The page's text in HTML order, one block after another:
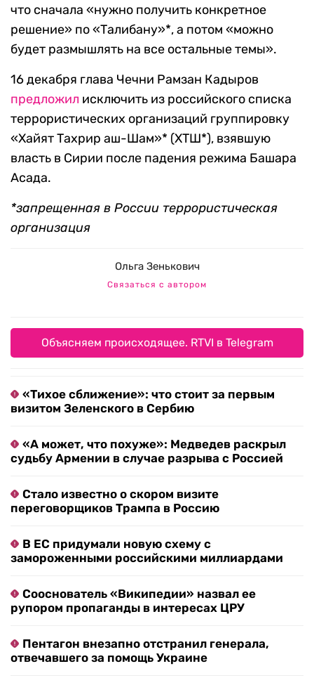
что сначала «нужно получить конкретное
решение» по «Талибану»*, а потом «можно
будет размышлять на все остальные темы».
16 декабря глава Чечни Рамзан Кадыров
предложил исключить из российского списка
террористических организаций группировку
«Хайят Тахрир аш-Шам»* (ХТШ*), взявшую
власть в Сирии после падения режима Башара
Асада.
*запрещенная в России террористическая
организация
Ольга Зенькович
Связаться с автором
Объясняем происходящее. RTVI в Telegram
«Тихое сближение»: что стоит за первым
визитом Зеленского в Сербию
«А может, что похуже»: Медведев раскрыл
судьбу Армении в случае разрыва с Россией
Стало известно о скором визите
переговорщиков Трампа в Россию
В ЕС придумали новую схему с
замороженными российскими миллиардами
Сооснователь «Википедии» назвал ее
рупором пропаганды в интересах ЦРУ
Пентагон внезапно отстранил генерала,
отвечавшего за помощь Украине